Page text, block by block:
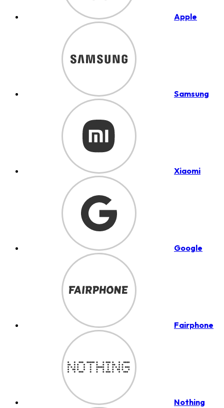
Apple
Samsung
Xiaomi
Google
Fairphone
Nothing